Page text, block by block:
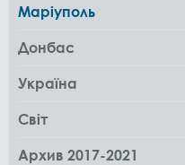
Маріуполь
Донбас
Україна
Світ
Архив 2017-2021